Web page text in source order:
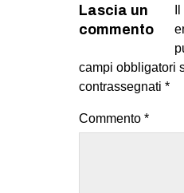
Lascia un
commento
campi obbligatori
contrassegnati *
Commento *